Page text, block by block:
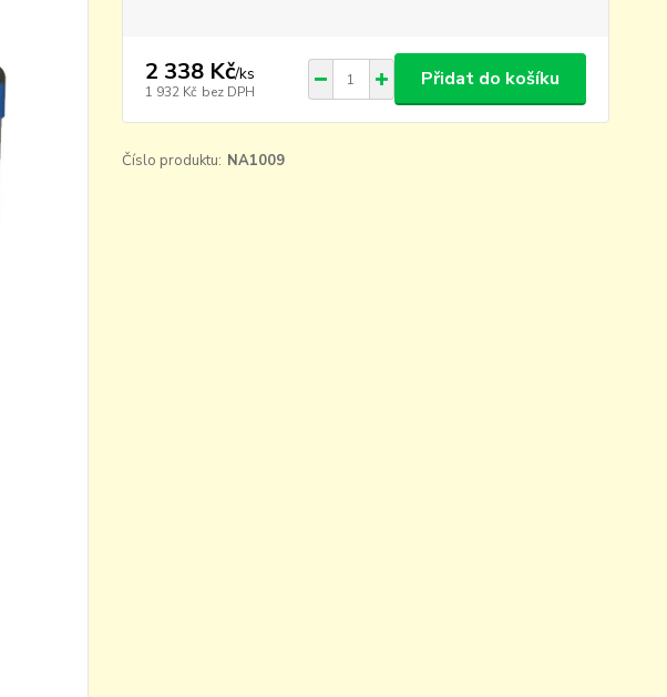
2 338 Kč/ks
1 932 Kč bez DPH
Přidat do košíku
Číslo produktu: NA1009